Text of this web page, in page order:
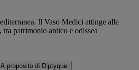
Il Vaso Medici attinge alle
patrimonio antico e odissea
A proposito di Diptyque